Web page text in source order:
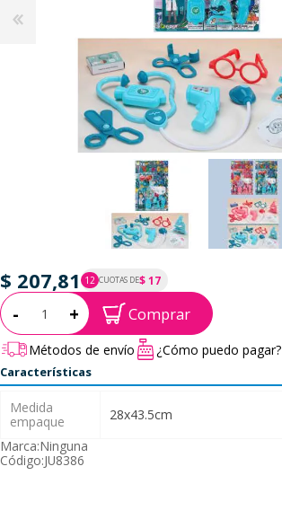
$ 207,81 12 CUOTAS DE$ 17
P.T.F. $ 208
Cantidad:
- + Comprar
Métodos de envío ¿Cómo puedo pagar?
Características
Medida
empaque
28x43.5cm
Marca:Ninguna
Código:JU8386